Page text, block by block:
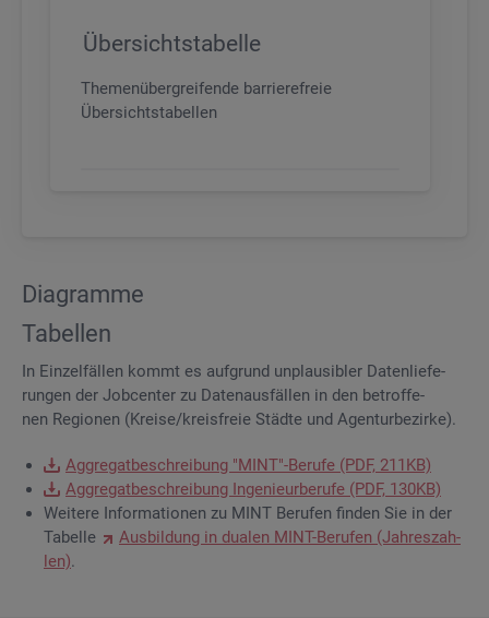
Übersichtstabelle
Themenübergreifende barrierefreie
Übersichtstabellen
Dia­gram­me
Ta­bel­len
In Ein­zel­fäl­len kommt es auf­grund un­plau­si­bler Da­ten­lie­fe­
run­gen der Job­cen­ter zu Da­ten­aus­fäl­len in den be­trof­fe­
nen Re­gio­nen (Krei­se/kreis­freie Städ­te und Agen­tur­be­zir­ke).
Ag­gre­gat­be­schrei­bung "MINT"-Be­ru­fe (PDF, 211KB)
Ag­gre­gat­be­schrei­bung In­ge­nieur­be­ru­fe (PDF, 130KB)
Wei­te­re In­for­ma­tio­nen zu MINT Be­ru­fen fin­den Sie in der
Ta­bel­le
Aus­bil­dung in dua­len MINT-Be­ru­fen (Jah­res­zah­
len).